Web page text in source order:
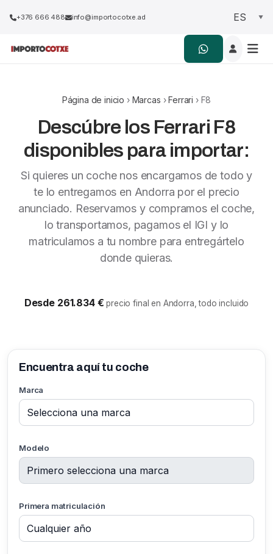
+376 666 488 info@importocotxe.ad
Página de inicio › Marcas ›Ferrari › F8
Descúbre los Ferrari F8
disponibles para importar:
Si quieres un coche nos encargamos de todo y
te lo entregamos en Andorra por el precio
anunciado. Reservamos y compramos el coche,
lo transportamos, pagamos el IGI y lo
matriculamos a tu nombre para entregártelo
donde quieras.
Desde 261.834 €precio final en Andorra, todo incluido
Encuentra aquí tu coche
Marca
Modelo
Primera matriculación